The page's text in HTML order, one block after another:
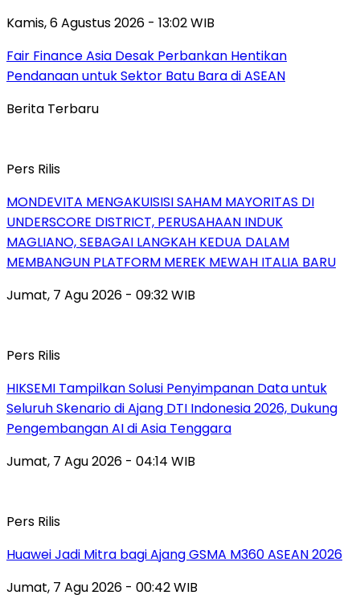
Kamis, 6 Agustus 2026 - 13:02 WIB
Fair Finance Asia Desak Perbankan Hentikan
Pendanaan untuk Sektor Batu Bara di ASEAN
Berita Terbaru
Pers Rilis
MONDEVITA MENGAKUISISI SAHAM MAYORITAS DI
UNDERSCORE DISTRICT, PERUSAHAAN INDUK
MAGLIANO, SEBAGAI LANGKAH KEDUA DALAM
MEMBANGUN PLATFORM MEREK MEWAH ITALIA BARU
Jumat, 7 Agu 2026 - 09:32 WIB
Pers Rilis
HIKSEMI Tampilkan Solusi Penyimpanan Data untuk
Seluruh Skenario di Ajang DTI Indonesia 2026, Dukung
Pengembangan AI di Asia Tenggara
Jumat, 7 Agu 2026 - 04:14 WIB
Pers Rilis
Huawei Jadi Mitra bagi Ajang GSMA M360 ASEAN 2026
Jumat, 7 Agu 2026 - 00:42 WIB